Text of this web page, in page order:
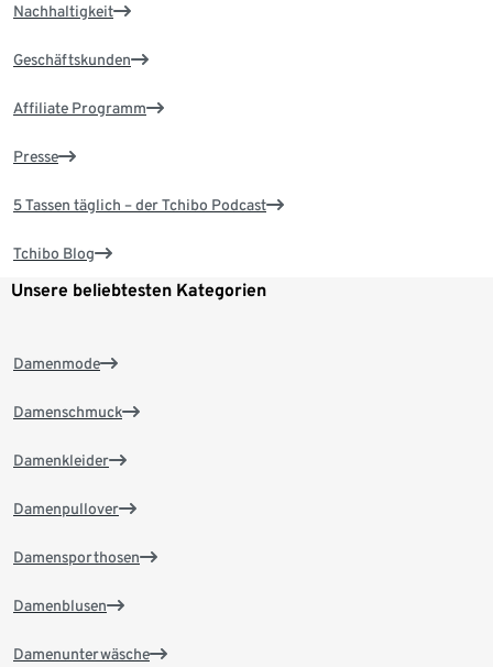
Nachhaltigkeit
Geschäftskunden
Affiliate Programm
Presse
5 Tassen täglich – der Tchibo Podcast
Tchibo Blog
Unsere beliebtesten Kategorien
Damenmode
Damenschmuck
Damenkleider
Damenpullover
Damensporthosen
Damenblusen
Damenunterwäsche